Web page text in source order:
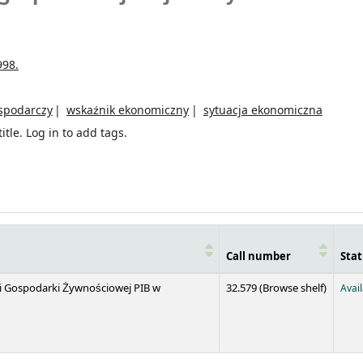
wskaźnik ekonomiczny
sytuacja ekonomiczna
Log in to add tags.
Call number
Żywnościowej PIB w 32.579 (Browse shelf(Opens
)